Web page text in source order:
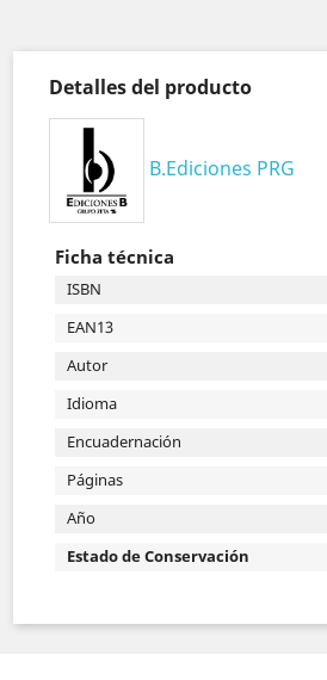
Detalles del producto
B.Ediciones PRG
Ficha técnica
ISBN
EAN13
Autor
Idioma
Encuadernación
Páginas
Año
Estado de Conservación